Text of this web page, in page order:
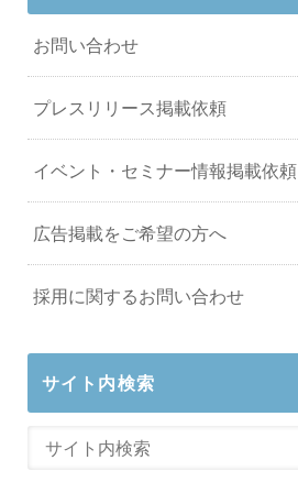
お問い合わせ
プレスリリース掲載依頼
イベント・セミナー情報掲載依頼
広告掲載をご希望の方へ
採用に関するお問い合わせ
サイト内検索